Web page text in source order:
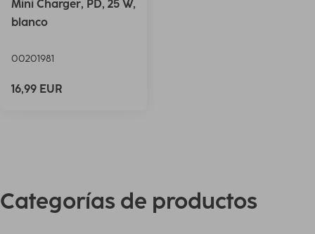
Mini Charger, PD, 25 W,
blanco
00201981
16,99 EUR
Categorías de productos